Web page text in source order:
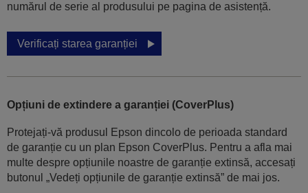
numărul de serie al produsului pe pagina de asistență.
Verificați starea garanției
Opțiuni de extindere a garanției (CoverPlus)
Protejați-vă produsul Epson dincolo de perioada standard
de garanție cu un plan Epson CoverPlus. Pentru a afla mai
multe despre opțiunile noastre de garanție extinsă, accesați
butonul „Vedeți opțiunile de garanție extinsă” de mai jos.